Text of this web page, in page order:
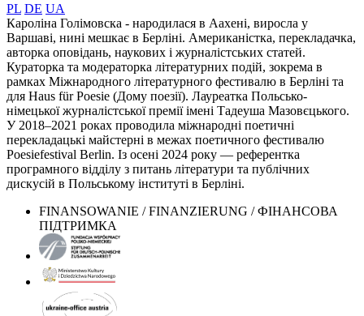
PL DE UA
Кароліна Голімовска - народилася в Аахені, виросла у
Варшаві, нині мешкає в Берліні. Американістка, перекладачка,
авторка оповідань, наукових і журналістських статей.
Кураторка та модераторка літературних подій, зокрема в
рамках Міжнародного літературного фестивалю в Берліні та
для Haus für Poesie (Дому поезії). Лауреатка Польсько-
німецької журналістської премії імені Тадеуша Мазовєцького.
У 2018–2021 роках проводила міжнародні поетичні
перекладацькі майстерні в межах поетичного фестивалю
Poesiefestival Berlin. Із осені 2024 року — референтка
програмного відділу з питань літератури та публічних
дискусій в Польському інституті в Берліні.
FINANSOWANIE / FINANZIERUNG / ФІНАНСОВА
ПІДТРИМКА